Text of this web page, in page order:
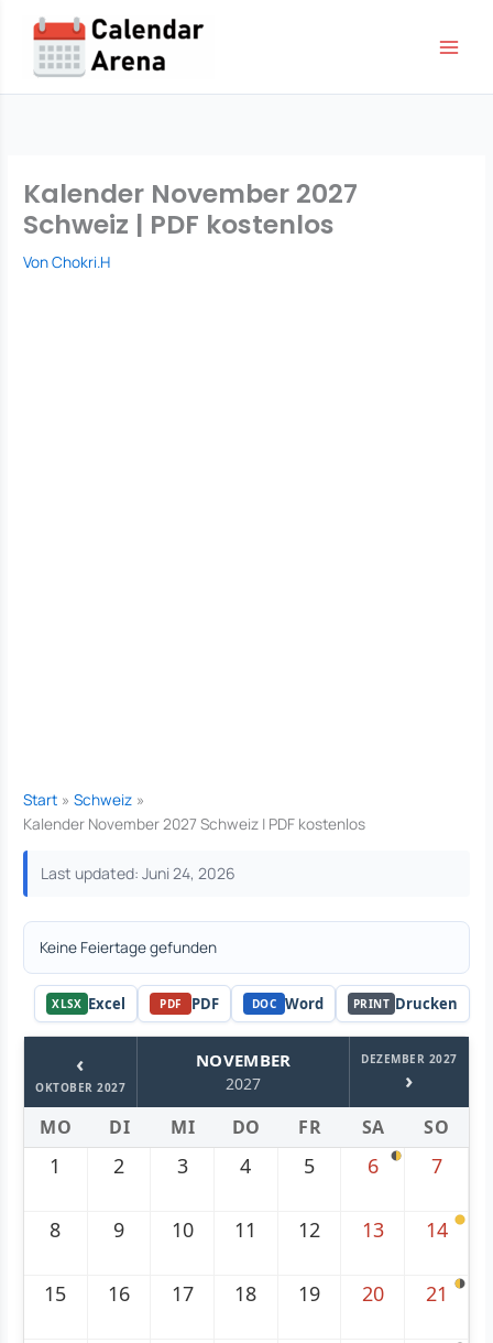
Inhalt
springen
Kalender November 2027
Schweiz | PDF kostenlos
VonChokri.H
Start
Schweiz
Kalender November 2027 Schweiz | PDF kostenlos
Last updated: Juni 24, 2026
Keine Feiertage gefunden
XLSX Excel PDF PDF DOC Word PRINT Drucken
‹
OKTOBER 2027
NOVEMBER
2027
DEZEMBER 2027
›
MO DI MI DO FR SA SO
1 2 3 4 5 6 7
8 9 10 11 12 13 14
15 16 17 18 19 20 21